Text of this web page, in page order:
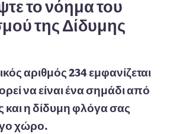
το νόημα του
της Δίδυμης
αριθμός 234 εμφανίζεται
να είναι ένα σημάδι από
και η δίδυμη φλόγα σας
χώρο.